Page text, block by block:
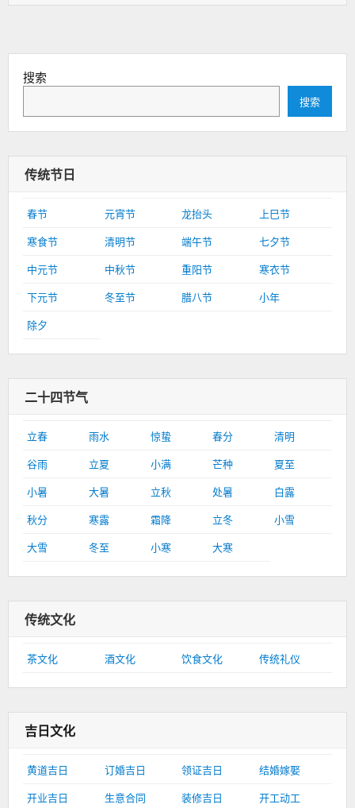
搜索
搜索
传统节日
春节 元宵节 龙抬头
上巳节
寒食节
清明节 端午节
七夕节
中元节
中秋节 重阳节
寒衣节
下元节
冬至节 腊八节
小年
除夕
二十四节气
立春 雨水 惊蛰 春分
清明
谷雨
立夏 小满 芒种
夏至
小暑
大暑 立秋 处暑
白露
秋分
寒露 霜降 立冬
小雪
大雪
冬至 小寒 大寒
传统文化
茶文化 酒文化 饮食文化 传统礼仪
吉日文化
黄道吉日 订婚吉日 领证吉日
结婚嫁娶
开业吉日
生意合同 装修吉日
开工动工